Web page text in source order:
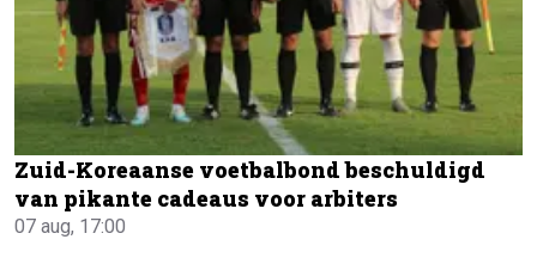
Zuid-Koreaanse voetbalbond beschuldigd
van pikante cadeaus voor arbiters
07 aug, 17:00